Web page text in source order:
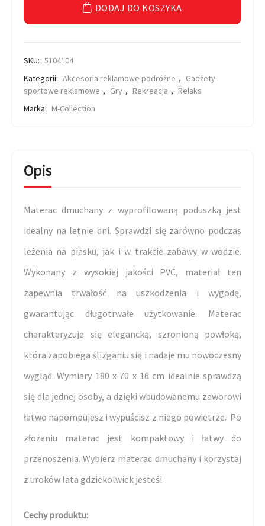
DODAJ DO KOSZYKA
SKU: 5104104
Kategorii: Akcesoria reklamowe podróżne , Gadżety
sportowe reklamowe , Gry , Rekreacja , Relaks
Marka: M-Collection
Opis
Materac dmuchany z wyprofilowaną poduszką jest
idealny na letnie dni. Sprawdzi się zarówno podczas
leżenia na piasku, jak i w trakcie zabawy w wodzie.
Wykonany z wysokiej jakości PVC, materiał ten
zapewnia trwałość na uszkodzenia i wygodę,
gwarantując długotrwałe użytkowanie. Materac
charakteryzuje się elegancką, szronioną powłoką,
która zapobiega ślizganiu się i nadaje mu nowoczesny
wygląd. Wymiary 180 x 70 x 16 cm idealnie sprawdzą
się dla jednej osoby, a dzięki wbudowanemu zaworowi
łatwo napompujesz i wypuścisz z niego powietrze. Po
złożeniu materac jest kompaktowy i łatwy do
przenoszenia. Wybierz materac dmuchany i korzystaj
z uroków lata gdziekolwiek jesteś!
Cechy produktu: